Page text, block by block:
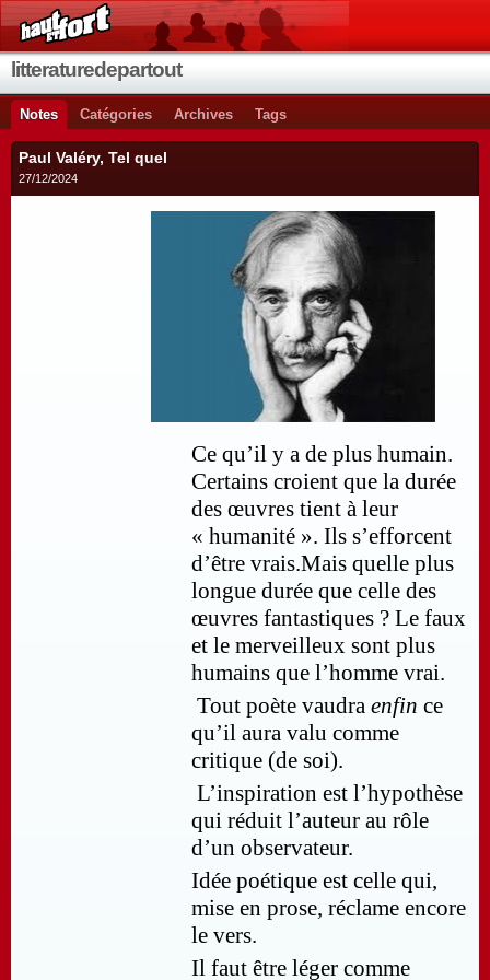
litteraturedepartout
Notes Catégories Archives Tags
Paul Valéry, Tel quel
27/12/2024
Ce qu’il y a de plus humain.
Certains croient que la durée
des œuvres tient à leur
« humanité ». Ils s’efforcent
d’être vrais.Mais quelle plus
longue durée que celle des
œuvres fantastiques ? Le faux
et le merveilleux sont plus
humains que l’homme vrai.
Tout poète vaudra enfin ce
qu’il aura valu comme
critique (de soi).
L’inspiration est l’hypothèse
qui réduit l’auteur au rôle
d’un observateur.
Idée poétique est celle qui,
mise en prose, réclame encore
le vers.
Il faut être léger comme